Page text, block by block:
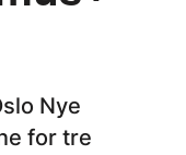
Nye
for tre